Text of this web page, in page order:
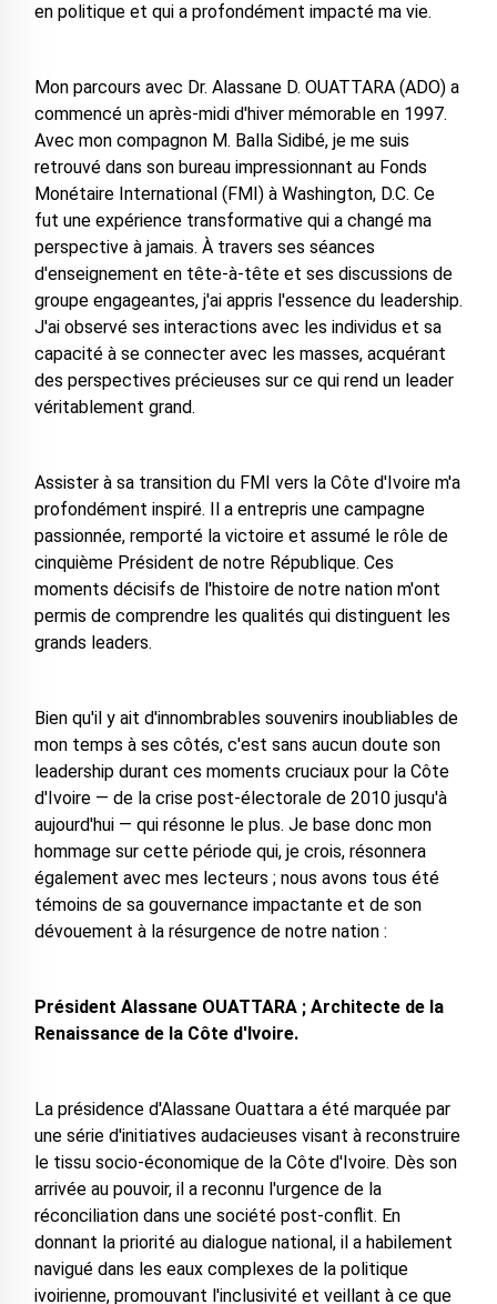
en politique et qui a profondément impacté ma vie.
Mon parcours avec Dr. Alassane D. OUATTARA (ADO) a
commencé un après-midi d'hiver mémorable en 1997.
Avec mon compagnon M. Balla Sidibé, je me suis
retrouvé dans son bureau impressionnant au Fonds
Monétaire International (FMI) à Washington, D.C. Ce
fut une expérience transformative qui a changé ma
perspective à jamais. À travers ses séances
d'enseignement en tête-à-tête et ses discussions de
groupe engageantes, j'ai appris l'essence du leadership.
J'ai observé ses interactions avec les individus et sa
capacité à se connecter avec les masses, acquérant
des perspectives précieuses sur ce qui rend un leader
véritablement grand.
Assister à sa transition du FMI vers la Côte d'Ivoire m'a
profondément inspiré. Il a entrepris une campagne
passionnée, remporté la victoire et assumé le rôle de
cinquième Président de notre République. Ces
moments décisifs de l'histoire de notre nation m'ont
permis de comprendre les qualités qui distinguent les
grands leaders.
Bien qu'il y ait d'innombrables souvenirs inoubliables de
mon temps à ses côtés, c'est sans aucun doute son
leadership durant ces moments cruciaux pour la Côte
d'Ivoire — de la crise post-électorale de 2010 jusqu'à
aujourd'hui — qui résonne le plus. Je base donc mon
hommage sur cette période qui, je crois, résonnera
également avec mes lecteurs ; nous avons tous été
témoins de sa gouvernance impactante et de son
dévouement à la résurgence de notre nation :
Président Alassane OUATTARA ; Architecte de la
Renaissance de la Côte d'Ivoire.
La présidence d'Alassane Ouattara a été marquée par
une série d'initiatives audacieuses visant à reconstruire
le tissu socio-économique de la Côte d'Ivoire. Dès son
arrivée au pouvoir, il a reconnu l'urgence de la
réconciliation dans une société post-conflit. En
donnant la priorité au dialogue national, il a habilement
navigué dans les eaux complexes de la politique
ivoirienne, promouvant l'inclusivité et veillant à ce que